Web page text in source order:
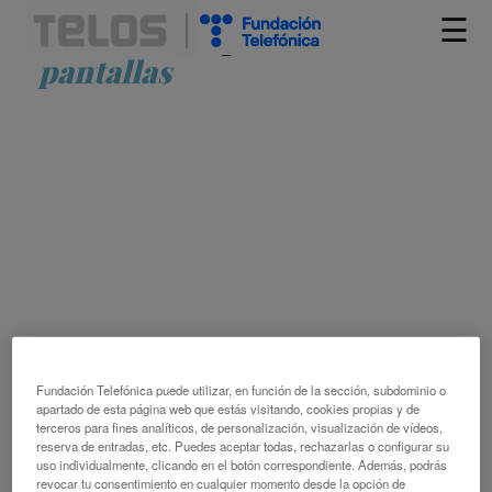
☰
Artículos etiquetados como
pantallas
Fundación Telefónica puede utilizar, en función de la sección, subdominio o
apartado de esta página web que estás visitando, cookies propias y de
terceros para fines analíticos, de personalización, visualización de vídeos,
reserva de entradas, etc. Puedes aceptar todas, rechazarlas o configurar su
uso individualmente, clicando en el botón correspondiente. Además, podrás
revocar tu consentimiento en cualquier momento desde la opción de